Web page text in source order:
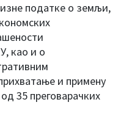
податке о земљи,
као и о
и примену
35 преговарачких